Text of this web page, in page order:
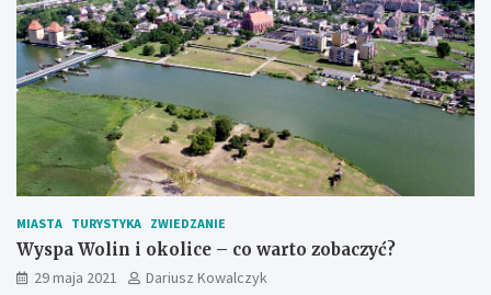
MIASTA TURYSTYKA ZWIEDZANIE
Wyspa Wolin i okolice – co warto zobaczyć?
29 maja 2021
Dariusz Kowalczyk